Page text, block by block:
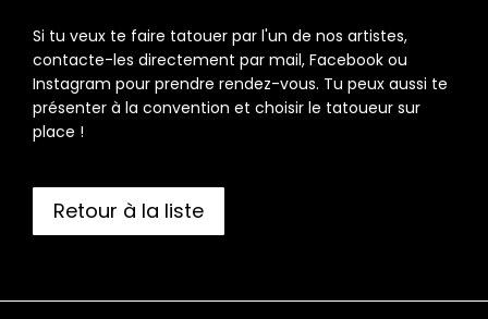
Si tu veux te faire tatouer par l'un de nos artistes,
contacte-les directement par mail, Facebook ou
Instagram pour prendre rendez-vous. Tu peux aussi te
présenter à la convention et choisir le tatoueur sur
place !
Retour à la liste